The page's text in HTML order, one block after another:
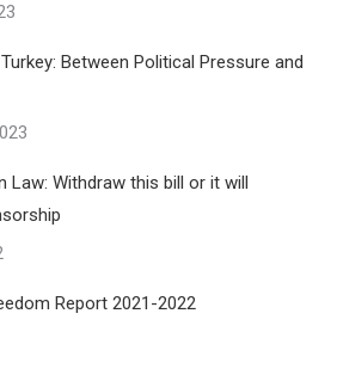
Between Political Pressure and
Law: Withdraw this bill or it will
Report 2021-2022